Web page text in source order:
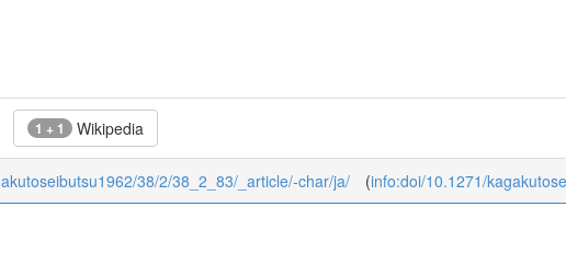
1 + 1 Wikipedia
38/2/38_2_83/_article/-char/ja/ (info:doi/10.1271/